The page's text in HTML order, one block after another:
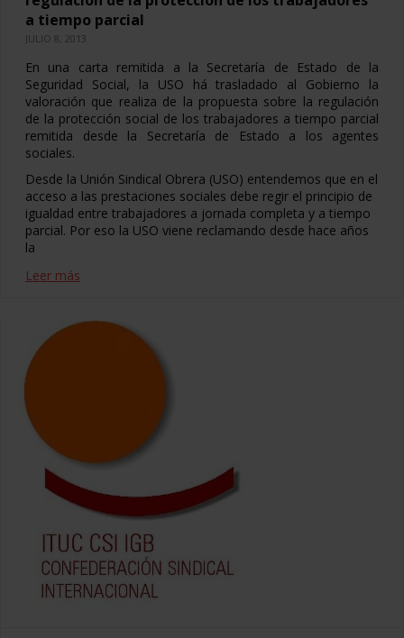
a tiempo parcial
JULIO 8, 2013
En una carta remitida a la Secretaría de Estado de la
Seguridad Social, la USO há trasladado al Gobierno la
valoración que realiza de la propuesta sobre la regulación
de la protección social de los trabajadores a tiempo parcial
remitida desde la Secretaría de Estado a los agentes
sociales.
Desde la Unión Sindical Obrera (USO) entendemos que en el
acceso a las prestaciones sociales debe regir el principio de
igualdad entre trabajadores a jornada completa y a tiempo
parcial. Por eso la USO viene reclamando desde hace años
la
Leer más